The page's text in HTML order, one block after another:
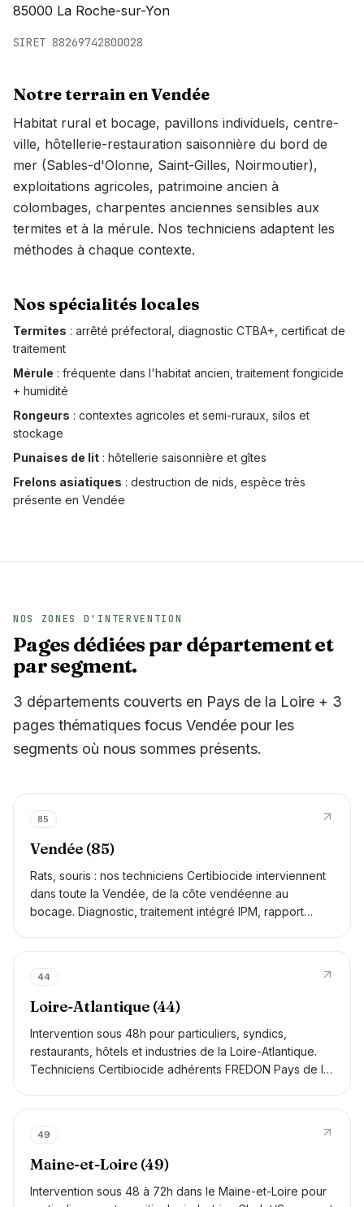
85000 La Roche-sur-Yon
SIRET 88269742800028
Notre terrain en Vendée
Habitat rural et bocage, pavillons individuels, centre-
ville, hôtellerie-restauration saisonnière du bord de
mer (Sables-d'Olonne, Saint-Gilles, Noirmoutier),
exploitations agricoles, patrimoine ancien à
colombages, charpentes anciennes sensibles aux
termites et à la mérule. Nos techniciens adaptent les
méthodes à chaque contexte.
Nos spécialités locales
Termites : arrêté préfectoral, diagnostic CTBA+, certificat de
traitement
Mérule : fréquente dans l'habitat ancien, traitement fongicide
+ humidité
Rongeurs : contextes agricoles et semi-ruraux, silos et
stockage
Punaises de lit : hôtellerie saisonnière et gîtes
Frelons asiatiques : destruction de nids, espèce très
présente en Vendée
NOS ZONES D'INTERVENTION
Pages dédiées par département et
par segment.
3 départements couverts en Pays de la Loire + 3
pages thématiques focus Vendée pour les
segments où nous sommes présents.
85
Vendée (85)
Rats, souris : nos techniciens Certibiocide interviennent
dans toute la Vendée, de la côte vendéenne au
bocage. Diagnostic, traitement intégré IPM, rapport
44
Loire-Atlantique (44)
Intervention sous 48h pour particuliers, syndics,
restaurants, hôtels et industries de la Loire-Atlantique.
Techniciens Certibiocide adhérents FREDON Pays de la
49
Maine-et-Loire (49)
Intervention sous 48 à 72h dans le Maine-et-Loire pour